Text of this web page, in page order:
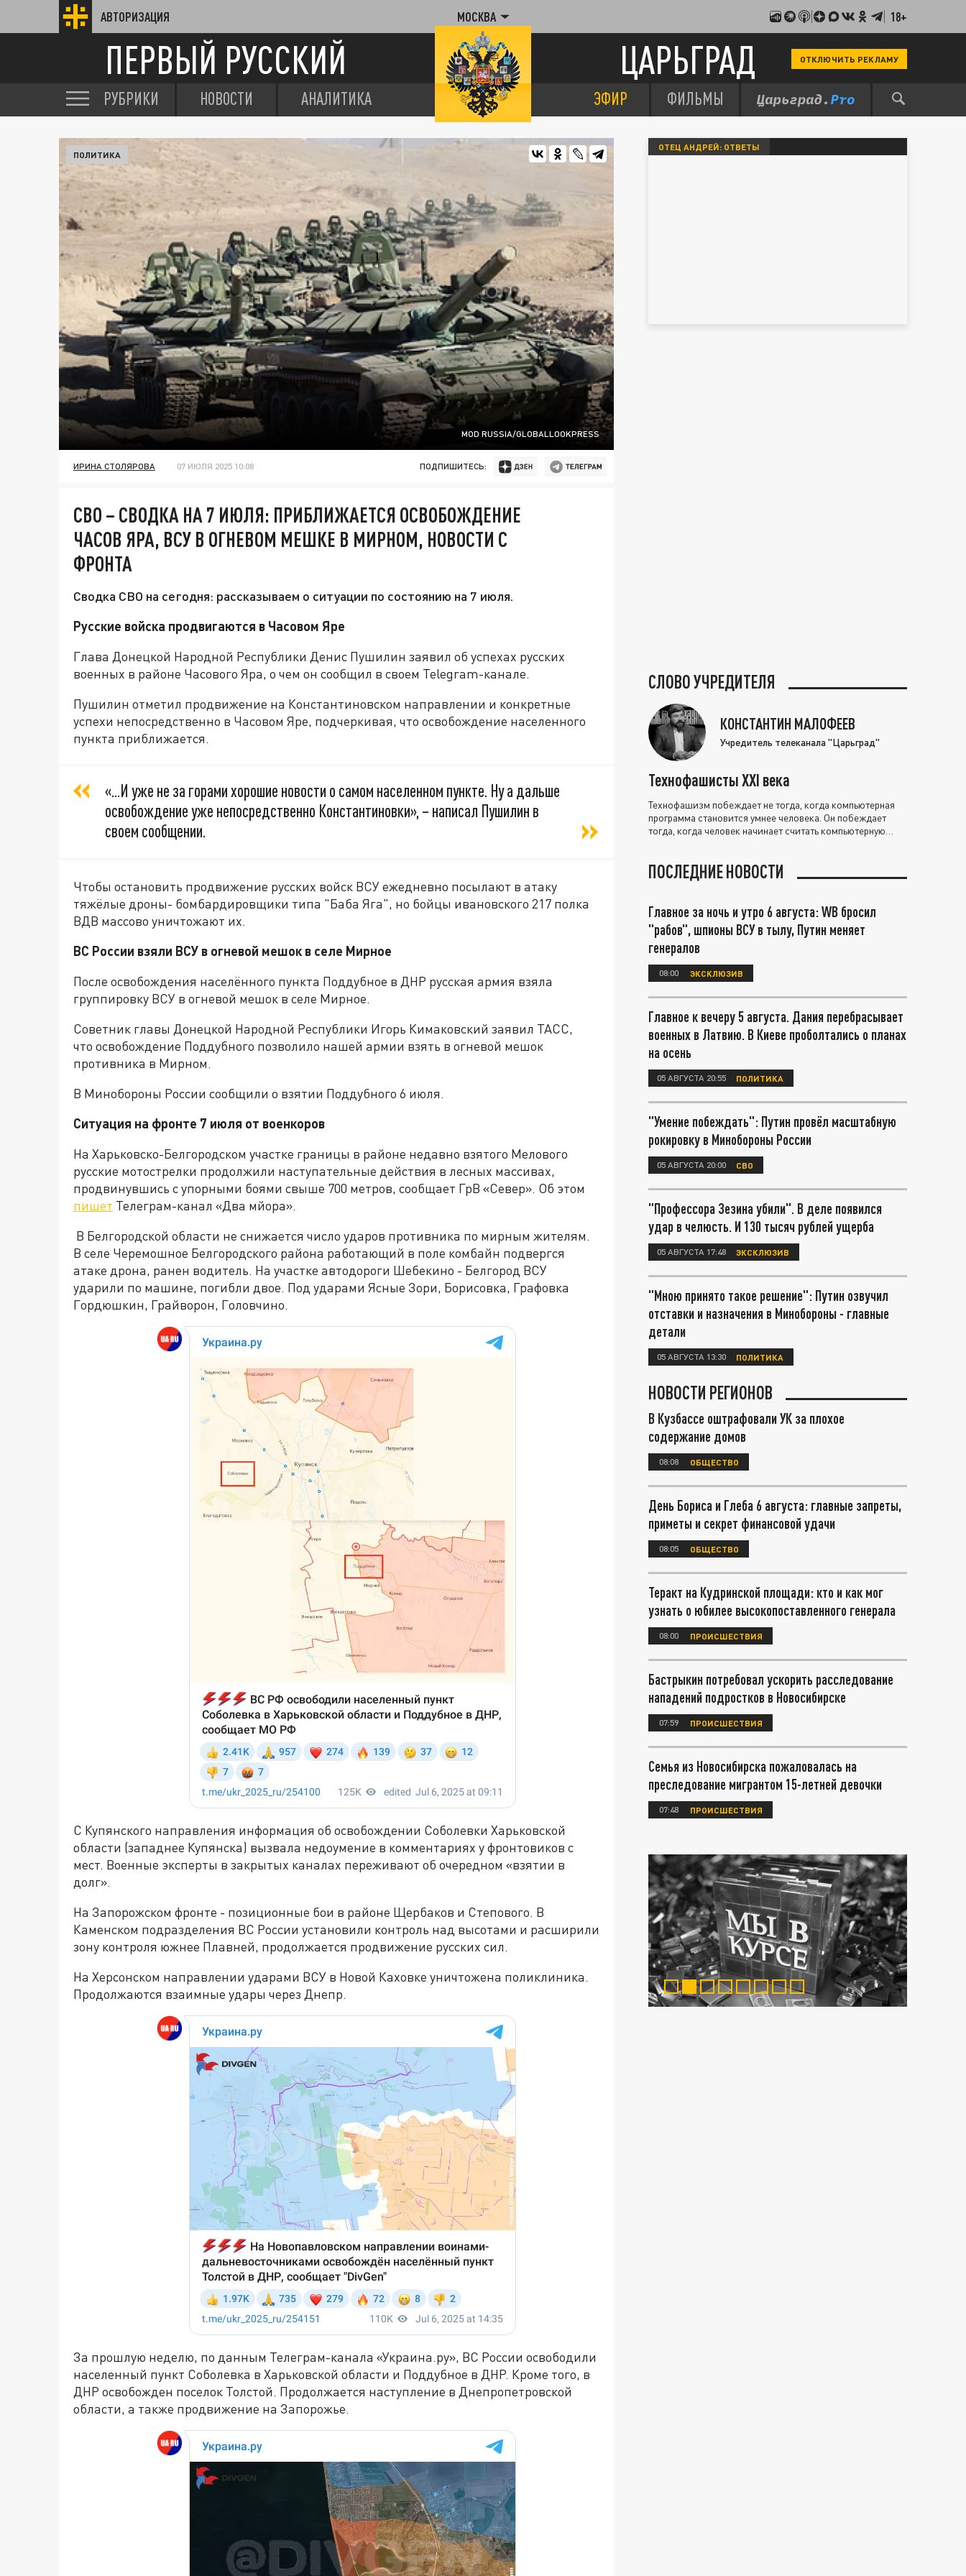
АВТОРИЗАЦИЯ МОСКВА 18+
ПЕРВЫЙ РУССКИЙ ЦАРЬГРАД ОТКЛЮЧИТЬ РЕКЛАМУ
РУБРИКИ НОВОСТИ АНАЛИТИКА ЭФИР ФИЛЬМЫ
MOD RUSSIA/GLOBALLOOKPRESS
ПОЛИТИКА
ИРИНА СТОЛЯРОВА 07 ИЮЛЯ 2025 10:08 ПОДПИШИТЕСЬ:
СВО – СВОДКА НА 7 ИЮЛЯ: ПРИБЛИЖАЕТСЯ ОСВОБОЖДЕНИЕ
ЧАСОВ ЯРА, ВСУ В ОГНЕВОМ МЕШКЕ В МИРНОМ, НОВОСТИ С
ФРОНТА
Сводка СВО на сегодня: рассказываем о ситуации по состоянию на 7 июля.
Русские войска продвигаются в Часовом Яре
Глава Донецкой Народной Республики Денис Пушилин заявил об успехах русских
военных в районе Часового Яра, о чем он сообщил в своем Telegram-канале.
Пушилин отметил продвижение на Константиновском направлении и конкретные
успехи непосредственно в Часовом Яре, подчеркивая, что освобождение населенного
пункта приближается.
«...И уже не за горами хорошие новости о самом населенном пункте. Ну а дальше
освобождение уже непосредственно Константиновки», – написал Пушилин в
своем сообщении.
Чтобы остановить продвижение русских войск ВСУ ежедневно посылают в атаку
тяжёлые дроны- бомбардировщики типа "Баба Яга", но бойцы ивановского 217 полка
ВДВ массово уничтожают их.
ВС России взяли ВСУ в огневой мешок в селе Мирное
После освобождения населённого пункта Поддубное в ДНР русская армия взяла
группировку ВСУ в огневой мешок в селе Мирное.
Советник главы Донецкой Народной Республики Игорь Кимаковский заявил ТАСС,
что освобождение Поддубного позволило нашей армии взять в огневой мешок
противника в Мирном.
В Минобороны России сообщили о взятии Поддубного 6 июля.
Ситуация на фронте 7 июля от военкоров
На Харьковско-Белгородском участке границы в районе недавно взятого Мелового
русские мотострелки продолжили наступательные действия в лесных массивах,
продвинувшись с упорными боями свыше 700 метров, сообщает ГрВ «Север». Об этом
пишет Телеграм-канал «Два мйора».
В Белгородской области не снижается число ударов противника по мирным жителям.
В селе Черемошное Белгородского района работающий в поле комбайн подвергся
атаке дрона, ранен водитель. На участке автодороги Шебекино - Белгород ВСУ
ударили по машине, погибли двое. Под ударами Ясные Зори, Борисовка, Графовка
Гордюшкин, Грайворон, Головчино.
С Купянского направления информация об освобождении Соболевки Харьковской
области (западнее Купянска) вызвала недоумение в комментариях у фронтовиков с
мест. Военные эксперты в закрытых каналах переживают об очередном «взятии в
долг».
На Запорожском фронте - позиционные бои в районе Щербаков и Степового. В
Каменском подразделения ВС России установили контроль над высотами и расширили
зону контроля южнее Плавней, продолжается продвижение русских сил.
На Херсонском направлении ударами ВСУ в Новой Каховке уничтожена поликлиника.
Продолжаются взаимные удары через Днепр.
За прошлую неделю, по данным Телеграм-канала «Украина.ру», ВС России освободили
населенный пункт Соболевка в Харьковской области и Поддубное в ДНР. Кроме того, в
ДНР освобожден поселок Толстой. Продолжается наступление в Днепропетровской
области, а также продвижение на Запорожье.
ОТЕЦ АНДРЕЙ: ОТВЕТЫ
СЛОВО УЧРЕДИТЕЛЯ
КОНСТАНТИН МАЛОФЕЕВ
Учредитель телеканала "Царьград"
Технофашисты XXI века
Технофашизм побеждает не тогда, когда компьютерная
программа становится умнее человека. Он побеждает
тогда, когда человек начинает считать компьютерную
ПОСЛЕДНИЕ НОВОСТИ
Главное за ночь и утро 6 августа: WB бросил
"рабов", шпионы ВСУ в тылу, Путин меняет
генералов
08:00 ЭКСКЛЮЗИВ
Главное к вечеру 5 августа. Дания перебрасывает
военных в Латвию. В Киеве проболтались о планах
на осень
05 АВГУСТА 20:55 ПОЛИТИКА
"Умение побеждать": Путин провёл масштабную
рокировку в Минобороны России
05 АВГУСТА 20:00 СВО
"Профессора Зезина убили". В деле появился
удар в челюсть. И 130 тысяч рублей ущерба
05 АВГУСТА 17:48 ЭКСКЛЮЗИВ
"Мною принято такое решение": Путин озвучил
отставки и назначения в Минобороны - главные
детали
05 АВГУСТА 13:30 ПОЛИТИКА
НОВОСТИ РЕГИОНОВ
В Кузбассе оштрафовали УК за плохое
содержание домов
08:08 ОБЩЕСТВО
День Бориса и Глеба 6 августа: главные запреты,
приметы и секрет финансовой удачи
08:05 ОБЩЕСТВО
Теракт на Кудринской площади: кто и как мог
узнать о юбилее высокопоставленного генерала
08:00 ПРОИСШЕСТВИЯ
Бастрыкин потребовал ускорить расследование
нападений подростков в Новосибирске
07:59 ПРОИСШЕСТВИЯ
Семья из Новосибирска пожаловалась на
преследование мигрантом 15-летней девочки
07:48 ПРОИСШЕСТВИЯ